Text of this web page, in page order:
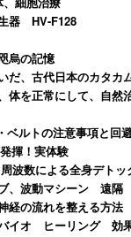
器 HV-F128
烏の記憶
だ、古代日本のカタカ
体を正常にして、自然
ベルトの注意事項と回
揮！実体験
波数による全身デトッ
、波動マシーン 遠隔
経の流れを整える方法
イオ ヒーリング 効